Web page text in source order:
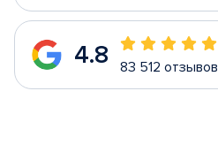
4.8 83 512 отзывов